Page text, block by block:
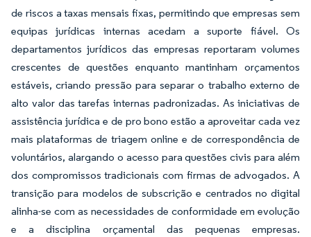
de riscos a taxas mensais fixas, permitindo que empresas sem
equipas jurídicas internas acedam a suporte fiável. Os
departamentos jurídicos das empresas reportaram volumes
crescentes de questões enquanto mantinham orçamentos
estáveis, criando pressão para separar o trabalho externo de
alto valor das tarefas internas padronizadas. As iniciativas de
assistência jurídica e de pro bono estão a aproveitar cada vez
mais plataformas de triagem online e de correspondência de
voluntários, alargando o acesso para questões civis para além
dos compromissos tradicionais com firmas de advogados. A
transição para modelos de subscrição e centrados no digital
alinha-se com as necessidades de conformidade em evolução
e a disciplina orçamental das pequenas empresas.